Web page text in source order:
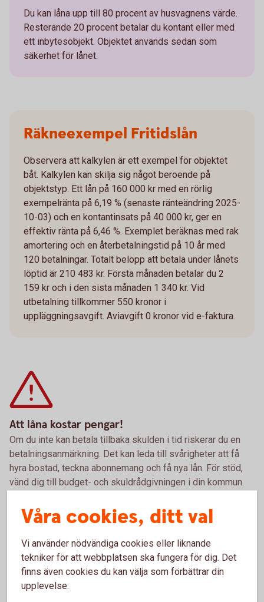
Du kan låna upp till 80 procent av husvagnens värde.
Resterande 20 procent betalar du kontant eller med
ett inbytesobjekt. Objektet används sedan som
säkerhet för lånet.
Räkneexempel Fritidslån
Observera att kalkylen är ett exempel för objektet
båt. Kalkylen kan skilja sig något beroende på
objektstyp. Ett lån på 160 000 kr med en rörlig
exempelränta på 6,19 % (senaste ränteändring 2025-
10-03) och en kontantinsats på 40 000 kr, ger en
effektiv ränta på 6,46 %. Exemplet beräknas med rak
amortering och en återbetalningstid på 10 år med
120 betalningar. Totalt belopp att betala under lånets
löptid är 210 483 kr. Första månaden betalar du 2
159 kr och i den sista månaden 1 340 kr. Vid
utbetalning tillkommer 550 kronor i
uppläggningsavgift. Aviavgift 0 kronor vid e-faktura.
Att låna kostar pengar!
Om du inte kan betala tillbaka skulden i tid riskerar du en
betalningsanmärkning. Det kan leda till svårigheter att få
hyra bostad, teckna abonnemang och få nya lån. För stöd,
vänd dig till budget- och skuldrådgivningen i din kommun.
Pris och ränta Fritidslån
Ränta
Våra cookies, ditt val
Vi använder nödvändiga cookies eller liknande
tekniker för att webbplatsen ska fungera för dig. Det
finns även cookies du kan välja som förbättrar din
upplevelse: